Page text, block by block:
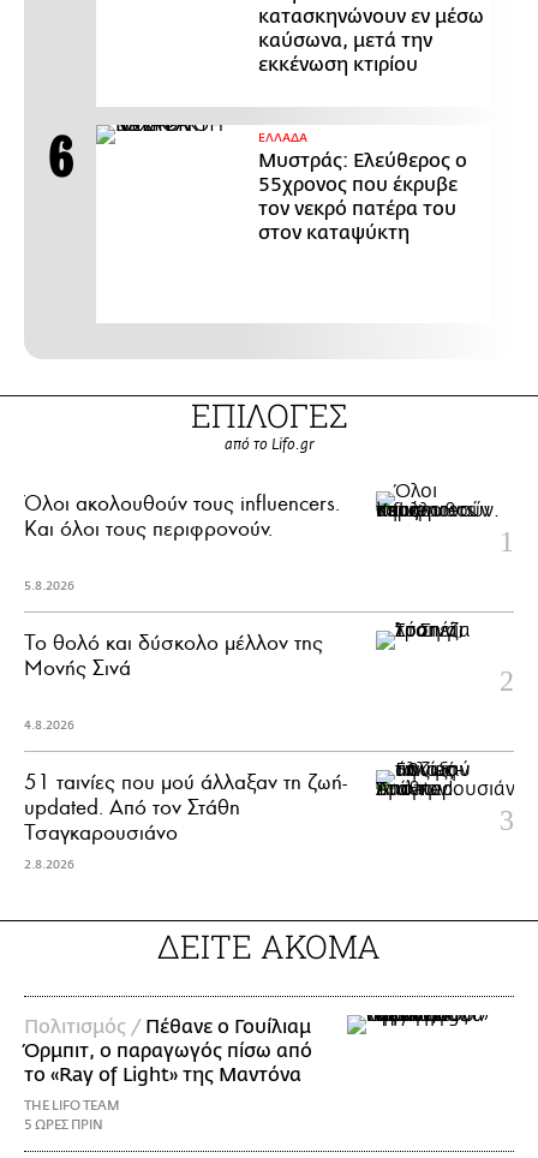
κατασκηνώνουν εν μέσω
καύσωνα, μετά την
εκκένωση κτιρίου
ΕΛΛΑΔΑ
Μυστράς: Ελεύθερος ο
55χρονος που έκρυβε
τον νεκρό πατέρα του
στον καταψύκτη
ΕΠΙΛΟΓΕΣ
από το Lifo.gr
Όλοι ακολουθούν τους influencers.
Και όλοι τους περιφρονούν.
5.8.2026
Το θολό και δύσκολο μέλλον της
Μονής Σινά
4.8.2026
51 ταινίες που μού άλλαξαν τη ζωή-
updated. Aπό τον Στάθη
Τσαγκαρουσιάνο
2.8.2026
ΔΕΙΤΕ ΑΚΟΜΑ
Πολιτισμός / Πέθανε ο Γουίλιαμ
Όρμπιτ, ο παραγωγός πίσω από
το «Ray of Light» της Μαντόνα
THE LIFO TEAM
5 ΩΡΕΣ ΠΡΙΝ